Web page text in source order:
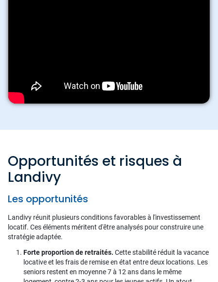
Opportunités et risques à
Landivy
Les opportunités
Landivy réunit plusieurs conditions favorables à l'investissement
locatif. Ces éléments méritent d'être analysés pour construire une
stratégie adaptée.
Forte proportion de retraités. Cette stabilité réduit la vacance
locative et les frais de remise en état entre deux locations. Les
seniors restent en moyenne 7 à 12 ans dans le même